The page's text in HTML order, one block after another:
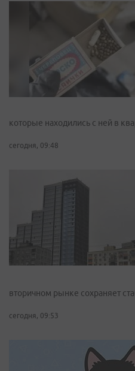
которые находились с ней в
сегодня, 09:48
вторичном рынке сохраняет
сегодня, 09:53